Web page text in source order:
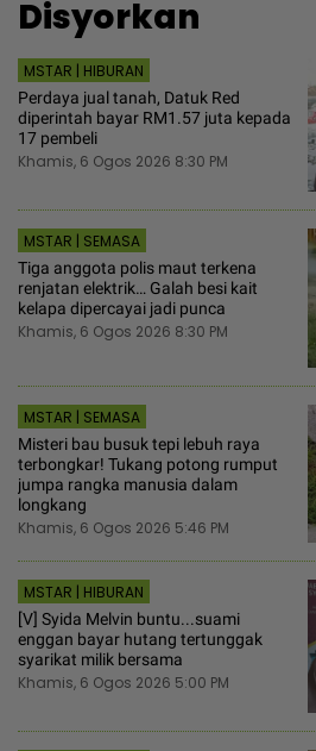
Disyorkan
MSTAR | HIBURAN
Perdaya jual tanah, Datuk Red
diperintah bayar RM1.57 juta kepada
17 pembeli
Khamis, 6 Ogos 2026 8:30 PM
MSTAR | SEMASA
Tiga anggota polis maut terkena
renjatan elektrik… Galah besi kait
kelapa dipercayai jadi punca
Khamis, 6 Ogos 2026 8:30 PM
MSTAR | SEMASA
Misteri bau busuk tepi lebuh raya
terbongkar! Tukang potong rumput
jumpa rangka manusia dalam
longkang
Khamis, 6 Ogos 2026 5:46 PM
MSTAR | HIBURAN
[V] Syida Melvin buntu...suami
enggan bayar hutang tertunggak
syarikat milik bersama
Khamis, 6 Ogos 2026 5:00 PM